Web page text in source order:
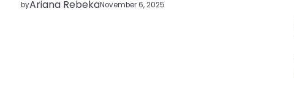
byAriana RebekaNovember 6, 2025